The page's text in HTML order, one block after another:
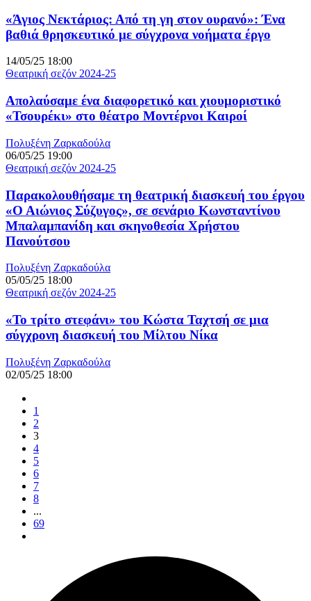
«Άγιος Νεκτάριος: Από τη γη στον ουρανό»: Ένα
βαθιά θρησκευτικό με σύγχρονα νοήματα έργο
14/05/25 18:00
Θεατρική σεζόν 2024-25
Απολαύσαμε ένα διαφορετικό και χιουμοριστικό
«Τσουρέκι» στο θέατρο Μοντέρνοι Καιροί
Πολυξένη Ζαρκαδούλα
06/05/25 19:00
Θεατρική σεζόν 2024-25
Παρακολουθήσαμε τη θεατρική διασκευή του έργου
«Ο Αιώνιος Σύζυγος», σε σενάριο Κωνσταντίνου
Μπαλαμπανίδη και σκηνοθεσία Χρήστου
Πανούτσου
Πολυξένη Ζαρκαδούλα
05/05/25 18:00
Θεατρική σεζόν 2024-25
«Το τρίτο στεφάνι» του Κώστα Ταχτσή σε μια
σύγχρονη διασκευή του Μίλτου Νίκα
Πολυξένη Ζαρκαδούλα
02/05/25 18:00
1
2
3
4
5
6
7
8
...
69